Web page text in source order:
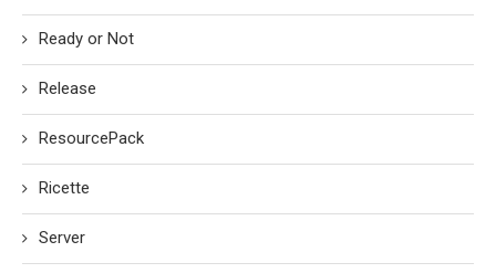
Ready or Not
Release
ResourcePack
Ricette
Server